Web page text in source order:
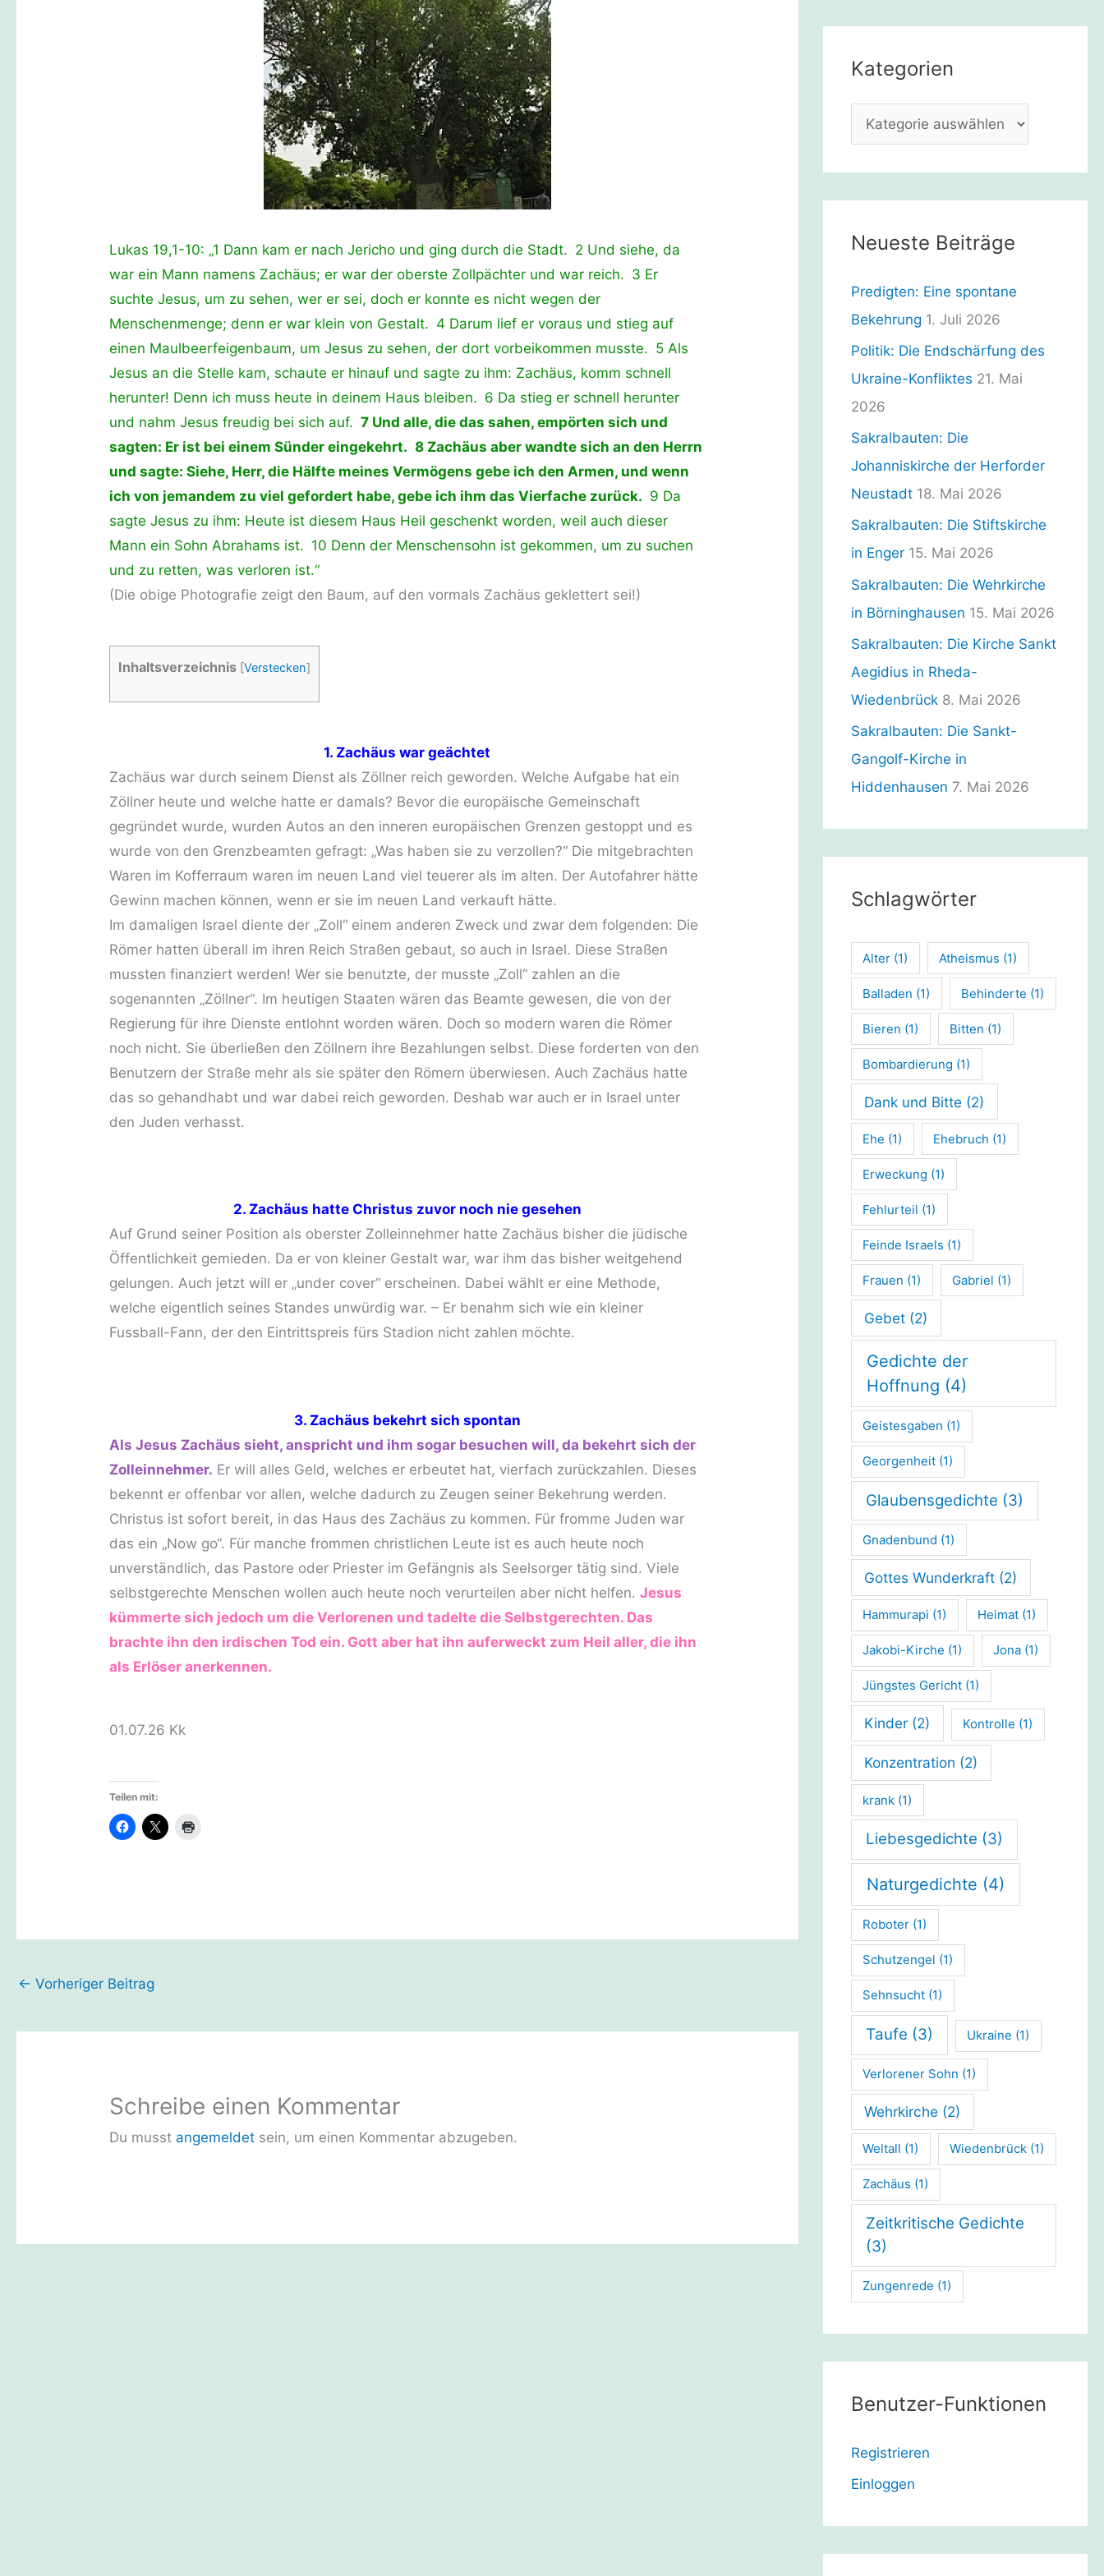
Lukas 19,1-10: „1 Dann kam er nach Jericho und ging durch die Stadt. 2 Und siehe, da
war ein Mann namens Zachäus; er war der oberste Zollpächter und war reich. 3 Er
suchte Jesus, um zu sehen, wer er sei, doch er konnte es nicht wegen der
Menschenmenge; denn er war klein von Gestalt. 4 Darum lief er voraus und stieg auf
einen Maulbeerfeigenbaum, um Jesus zu sehen, der dort vorbeikommen musste. 5 Als
Jesus an die Stelle kam, schaute er hinauf und sagte zu ihm: Zachäus, komm schnell
herunter! Denn ich muss heute in deinem Haus bleiben. 6 Da stieg er schnell herunter
und nahm Jesus freudig bei sich auf.7 Und alle, die das sahen, empörten sich und
sagten: Er ist bei einem Sünder eingekehrt. 8 Zachäus aber wandte sich an den Herrn
und sagte: Siehe, Herr, die Hälfte meines Vermögens gebe ich den Armen, und wenn
ich von jemandem zu viel gefordert habe, gebe ich ihm das Vierfache zurück. 9 Da
sagte Jesus zu ihm: Heute ist diesem Haus Heil geschenkt worden, weil auch dieser
Mann ein Sohn Abrahams ist. 10 Denn der Menschensohn ist gekommen, um zu suchen
und zu retten, was verloren ist.“
(Die obige Photografie zeigt den Baum, auf den vormals Zachäus geklettert sei!)
Inhaltsverzeichnis [Verstecken]
1. Zachäus war geächtet
Zachäus war durch seinem Dienst als Zöllner reich geworden. Welche Aufgabe hat ein
Zöllner heute und welche hatte er damals? Bevor die europäische Gemeinschaft
gegründet wurde, wurden Autos an den inneren europäischen Grenzen gestoppt und es
wurde von den Grenzbeamten gefragt: „Was haben sie zu verzollen?“ Die mitgebrachten
Waren im Kofferraum waren im neuen Land viel teuerer als im alten. Der Autofahrer hätte
Gewinn machen können, wenn er sie im neuen Land verkauft hätte.
Im damaligen Israel diente der „Zoll“ einem anderen Zweck und zwar dem folgenden: Die
Römer hatten überall im ihren Reich Straßen gebaut, so auch in Israel. Diese Straßen
mussten finanziert werden! Wer sie benutzte, der musste „Zoll“ zahlen an die
sogenannten „Zöllner“. Im heutigen Staaten wären das Beamte gewesen, die von der
Regierung für ihre Dienste entlohnt worden wären. Doch so modern waren die Römer
noch nicht. Sie überließen den Zöllnern ihre Bezahlungen selbst. Diese forderten von den
Benutzern der Straße mehr als sie später den Römern überwiesen. Auch Zachäus hatte
das so gehandhabt und war dabei reich geworden. Deshab war auch er in Israel unter
den Juden verhasst.
2. Zachäus hatte Christus zuvor noch nie gesehen
Auf Grund seiner Position als oberster Zolleinnehmer hatte Zachäus bisher die jüdische
Öffentlichkeit gemieden. Da er von kleiner Gestalt war, war ihm das bisher weitgehend
gelungen. Auch jetzt will er „under cover“ erscheinen. Dabei wählt er eine Methode,
welche eigentlich seines Standes unwürdig war. – Er benahm sich wie ein kleiner
Fussball-Fann, der den Eintrittspreis fürs Stadion nicht zahlen möchte.
3. Zachäus bekehrt sich spontan
Als Jesus Zachäus sieht, anspricht und ihm sogar besuchen will, da bekehrt sich der
Zolleinnehmer. Er will alles Geld, welches er erbeutet hat, vierfach zurückzahlen. Dieses
bekennt er offenbar vor allen, welche dadurch zu Zeugen seiner Bekehrung werden.
Christus ist sofort bereit, in das Haus des Zachäus zu kommen. Für fromme Juden war
das ein „Now go“. Für manche frommen christlichen Leute ist es auch heute noch
unverständlich, das Pastore oder Priester im Gefängnis als Seelsorger tätig sind. Viele
selbstgerechte Menschen wollen auch heute noch verurteilen aber nicht helfen.Jesus
kümmerte sich jedoch um die Verlorenen und tadelte die Selbstgerechten. Das
brachte ihn den irdischen Tod ein. Gott aber hat ihn auferweckt zum Heil aller, die ihn
als Erlöser anerkennen.
01.07.26 Kk
Teilen mit:
← Vorheriger Beitrag
Schreibe einen Kommentar
Du musst angemeldet sein, um einen Kommentar abzugeben.
n
n
Kategorien
a
t
e
r
i
Neueste Beiträge
Predigten: Eine spontane
Bekehrung 1. Juli 2026
Politik: Die Endschärfung des
Ukraine-Konfliktes 21. Mai
2026
Sakralbauten: Die
Johanniskirche der Herforder
Neustadt 18. Mai 2026
Sakralbauten: Die Stiftskirche
in Enger 15. Mai 2026
Sakralbauten: Die Wehrkirche
in Börninghausen 15. Mai 2026
Sakralbauten: Die Kirche Sankt
Aegidius in Rheda-
Wiedenbrück 8. Mai 2026
Sakralbauten: Die Sankt-
Gangolf-Kirche in
Hiddenhausen 7. Mai 2026
Schlagwörter
Alter (1) Atheismus (1)
Balladen (1) Behinderte (1)
Bieren (1) Bitten (1)
Bombardierung (1)
Dank und Bitte (2)
Ehe (1) Ehebruch (1)
Erweckung (1)
Fehlurteil (1)
Feinde Israels (1)
Frauen (1) Gabriel (1)
Gebet (2)
Gedichte der
Hoffnung (4)
Geistesgaben (1)
Georgenheit (1)
Glaubensgedichte (3)
Gnadenbund (1)
Gottes Wunderkraft (2)
Hammurapi (1) Heimat (1)
Jakobi-Kirche (1) Jona (1)
Jüngstes Gericht (1)
Kinder (2) Kontrolle (1)
Konzentration (2)
krank (1)
Liebesgedichte (3)
Naturgedichte (4)
Roboter (1)
Schutzengel (1)
Sehnsucht (1)
Taufe (3) Ukraine (1)
Verlorener Sohn (1)
Wehrkirche (2)
Weltall (1) Wiedenbrück (1)
Zachäus (1)
Zeitkritische Gedichte
(3)
Zungenrede (1)
Benutzer-Funktionen
Registrieren
Einloggen